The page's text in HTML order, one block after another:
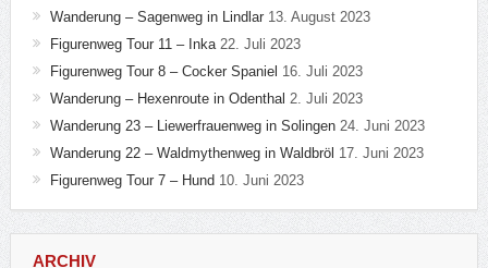
Wanderung – Sagenweg in Lindlar 13. August 2023
Figurenweg Tour 11 – Inka 22. Juli 2023
Figurenweg Tour 8 – Cocker Spaniel 16. Juli 2023
Wanderung – Hexenroute in Odenthal 2. Juli 2023
Wanderung 23 – Liewerfrauenweg in Solingen 24. Juni 2023
Wanderung 22 – Waldmythenweg in Waldbröl 17. Juni 2023
Figurenweg Tour 7 – Hund 10. Juni 2023
ARCHIV